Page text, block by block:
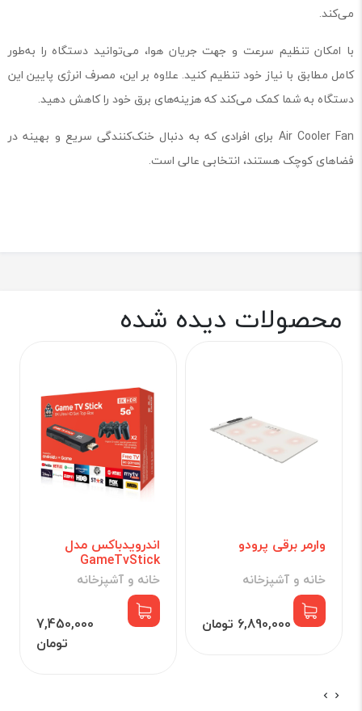
می‌کند.
با امکان تنظیم سرعت و جهت جریان هوا، می‌توانید دستگاه را به‌طور
کامل مطابق با نیاز خود تنظیم کنید. علاوه بر این، مصرف انرژی پایین این
دستگاه به شما کمک می‌کند که هزینه‌های برق خود را کاهش دهید.
Air Cooler Fan برای افرادی که به دنبال خنک‌کنندگی سریع و بهینه در
فضاهای کوچک هستند، انتخابی عالی است.
محصولات دیده شده
وارمر برقی پرودو
خانه و آشپزخانه
6,890,000 تومان
اندرویدباکس مدل
GameTvStick
خانه و آشپزخانه
7,450,000
تومان